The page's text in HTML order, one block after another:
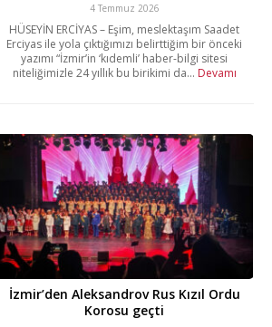
4 Temmuz 2026
HÜSEYİN ERCİYAS – Eşim, meslektaşım Saadet
Erciyas ile yola çıktığımızı belirttiğim bir önceki
yazımı “İzmir’in ‘kıdemli’ haber-bilgi sitesi
niteliğimizle 24 yıllık bu birikimi da... Devamı
İzmir’den Aleksandrov Rus Kızıl Ordu
Korosu geçti